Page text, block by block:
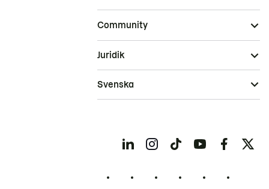
Community
Juridik
Svenska